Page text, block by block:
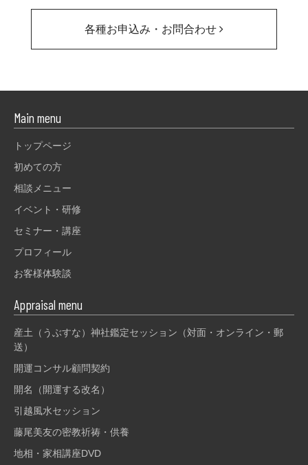
各種お申込み・お問合わせ
Main menu
トップページ
初めての方
相談メニュー
イベント・研修
セミナー・講座
プロフィール
お客様体験談
Appraisal menu
産土（うぶすな）神社鑑定セッション（対面・オンライン・郵
送）
開運コンサル顧問契約
開名（開運する改名）
引越風水セッション
藤尾美友の密教祈祷・供養
地相・家相講座DVD